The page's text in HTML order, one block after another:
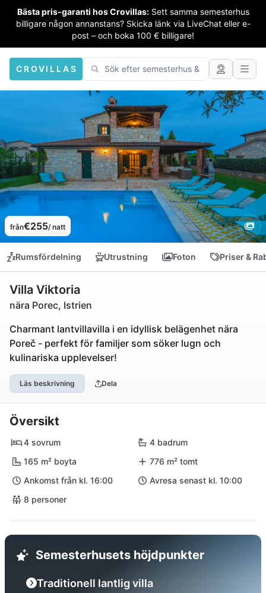
Bästa pris-garanti hos Crovillas: Sett samma semesterhus
billigare någon annanstans? Skicka länk via LiveChat eller e-
post – och boka 100 € billigare!
CROVILLAS
från€255/ natt
Rumsfördelning Utrustning Foton Priser &
Villa Viktoria
nära Porec, Istrien
Charmant lantvillavilla i en idyllisk belägenhet nära
Poreč - perfekt för familjer som söker lugn och
kulinariska upplevelser!
Läs beskrivning Dela
Översikt
4 sovrum
4 badrum
165 m² boyta
776 m² tomt
Ankomst från kl. 16:00
Avresa senast kl. 10:00
8 personer
Semesterhusets höjdpunkter
Traditionell lantlig villa